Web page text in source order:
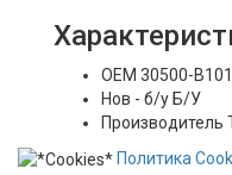
OEM 30500-
Нов - б/у Б/У
Производитель
Политика